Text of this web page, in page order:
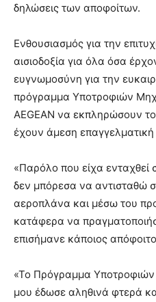
δηλώσεις των αποφοίτων.
Ενθουσιασμός για την
αισιοδοξία για όλα όσα
ευγνωμοσύνη για την
πρόγραμμα Υποτροφιών
AEGEAN να εκπληρώσουν
έχουν άμεση
«Παρόλο που είχα
δεν μπόρεσα να αντισταθώ
αεροπλάνα και μέσω του
κατάφερα να
επισήμανε κάποιος
«Το Πρόγραμμα
μου έδωσε αληθινά φτερά